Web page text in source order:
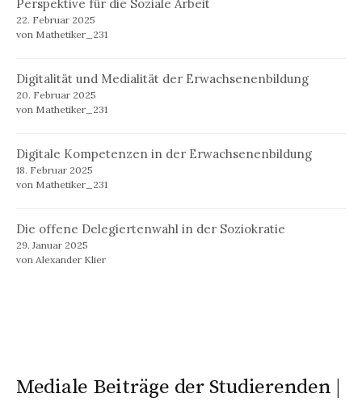
Perspektive für die Soziale Arbeit
22. Februar 2025
von Mathetiker_231
Digitalität und Medialität der Erwachsenenbildung
20. Februar 2025
von Mathetiker_231
Digitale Kompetenzen in der Erwachsenenbildung
18. Februar 2025
von Mathetiker_231
Die offene Delegiertenwahl in der Soziokratie
29. Januar 2025
von Alexander Klier
Mediale Beiträge der Studierenden |